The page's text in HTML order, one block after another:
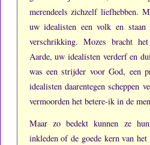
merendeels zichzelf liefhebben.
uw idealisten een volk en
verschrikking. Mozes bracht
Aarde, uw idealisten verderf en
was een strijder voor God, een
idealisten daarentegen scheppen
vermoorden het betere-ik in de
Maar zo bedekt kunnen ze
inkleden of de goede kern van